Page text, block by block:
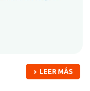
LEER MÁS